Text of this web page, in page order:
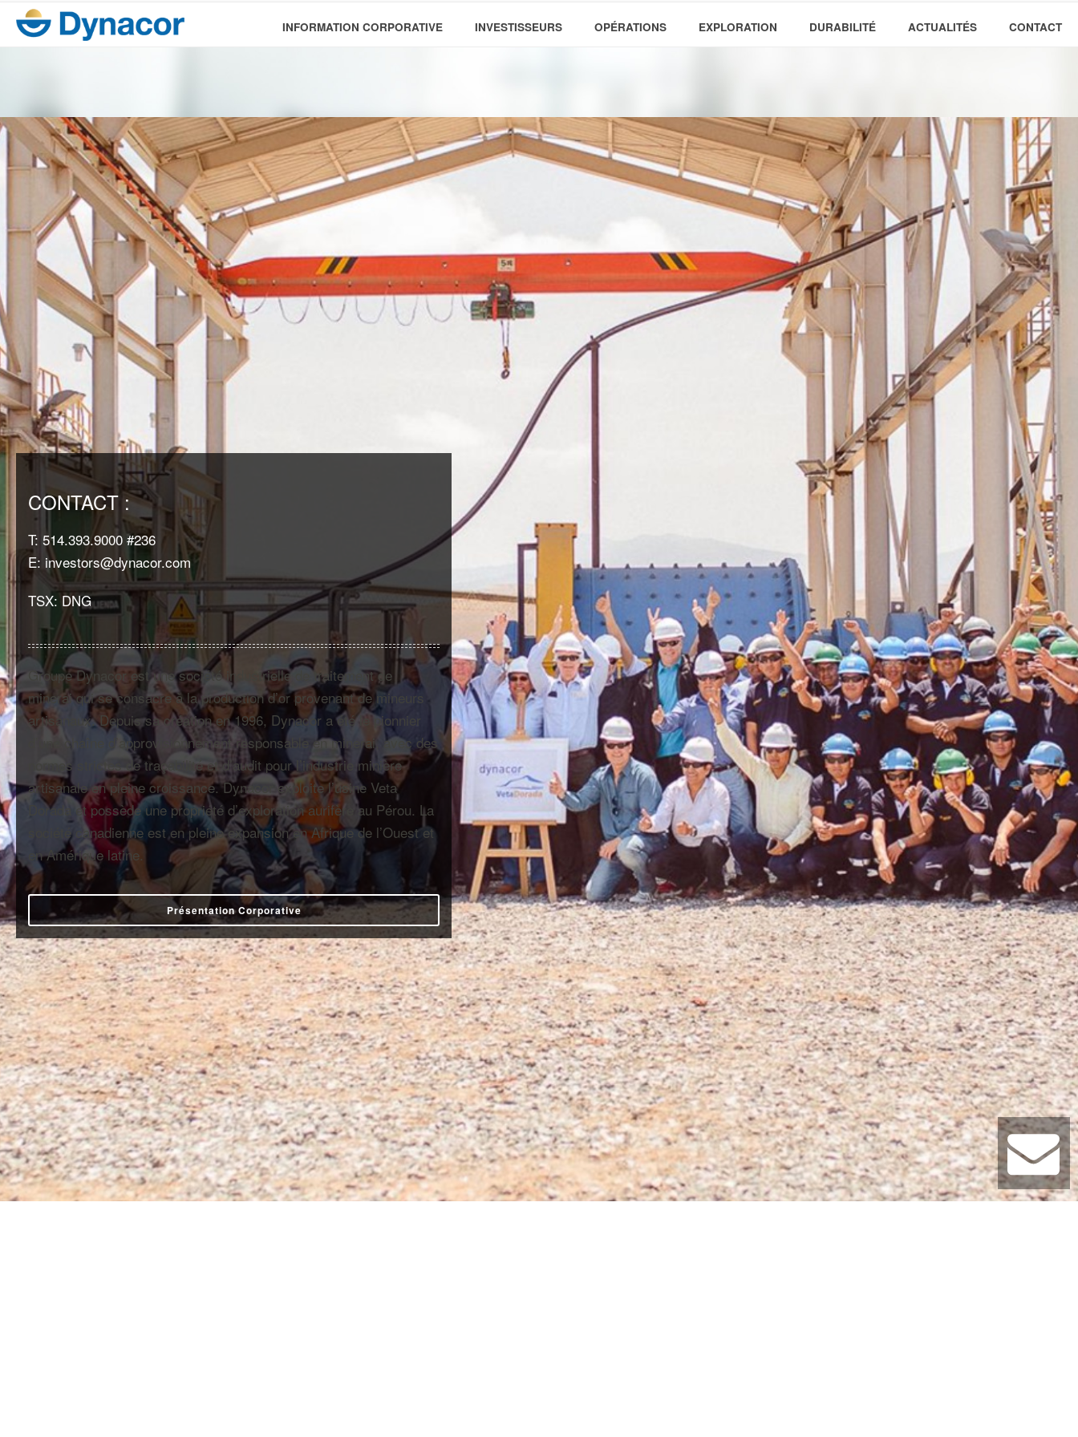
INFORMATION CORPORATIVE INVESTISSEURS OPÉRATIONS EXPLORATION DURABILITÉ ACTUALITÉS CONTACT
CONTACT :
T: 514.393.9000 #236
E: investors@dynacor.com
TSX: DNG
Groupe Dynacor est une société industrielle de traitement de
minerai qui se consacre à la production d’or provenant de mineurs
artisanaux. Depuis sa création en 1996, Dynacor a été le pionnier
d’une chaîne d’approvisionnement responsable en minerai, avec des
normes strictes de traçabilité et d’audit pour l’industrie minière
artisanale en pleine croissance. Dynacor exploite l’usine Veta
Dorada et possède une propriété d’exploration aurifère au Pérou. La
société canadienne est en pleine expansion en Afrique de l’Ouest et
en Amérique latine.
Présentation Corporative